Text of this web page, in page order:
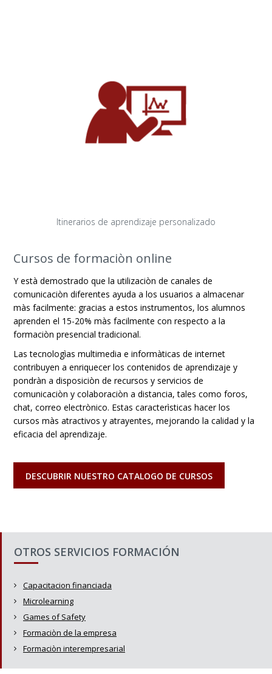
Itinerarios de aprendizaje personalizado
Cursos de formaciòn online
Y està demostrado que la utilizaciòn de canales de
comunicaciòn diferentes ayuda a los usuarios a almacenar
màs facilmente: gracias a estos instrumentos, los alumnos
aprenden el 15-20% màs facilmente con respecto a la
formaciòn presencial tradicional.
Las tecnologìas multimedia e informàticas de internet
contribuyen a enriquecer los contenidos de aprendizaje y
pondràn a disposiciòn de recursos y servicios de
comunicaciòn y colaboraciòn a distancia, tales como foros,
chat, correo electrònico. Estas caracterìsticas hacer los
cursos màs atractivos y atrayentes, mejorando la calidad y la
eficacia del aprendizaje.
DESCUBRIR NUESTRO CATALOGO DE CURSOS
OTROS SERVICIOS FORMACIÓN
Capacitacion financiada
Microlearning
Games of Safety
Formaciòn de la empresa
Formaciòn interempresarial